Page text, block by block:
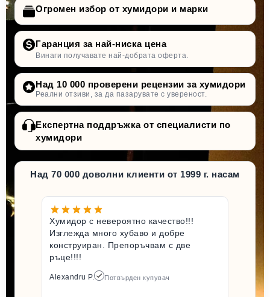
Огромен избор от хумидори и марки
Гаранция за най-ниска цена
Винаги получавате най-добрата оферта.
Над 10 000 проверени рецензии за хумидори
Реални отзиви, за да пазарувате с увереност.
Експертна поддръжка от специалисти по
хумидори
Над 70 000 доволни клиенти от 1999 г. насам
Хумидор с невероятно качество!!!
Изглежда много хубаво и добре
конструиран. Препоръчвам с две
ръце!!!!
Alexandru P. Потвърден купувач